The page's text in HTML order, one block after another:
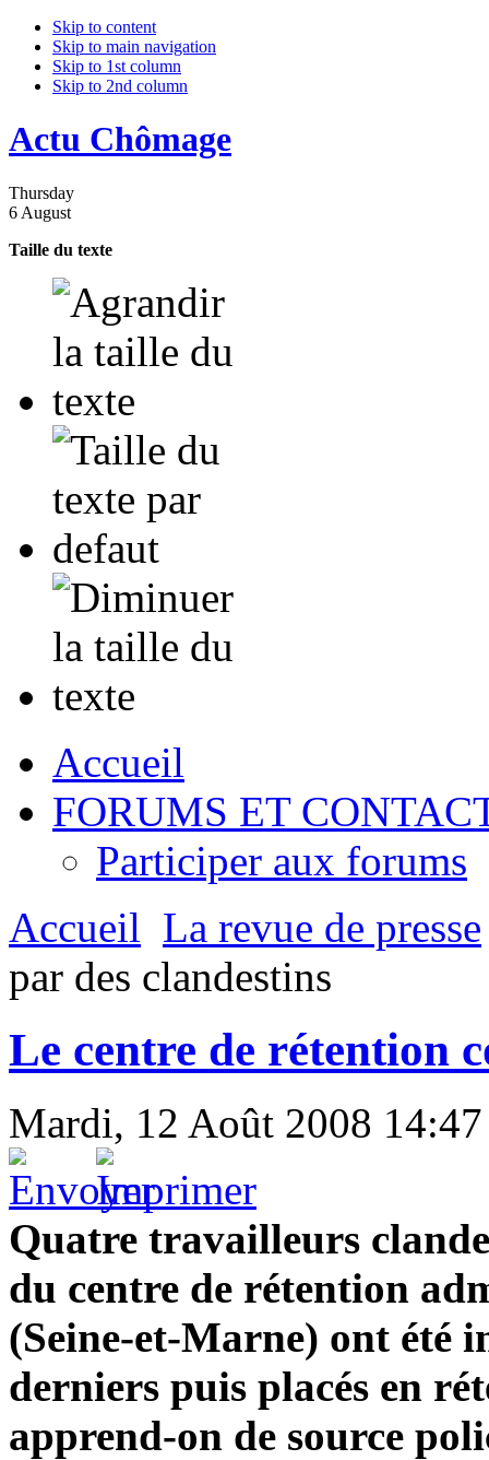
Skip to content
Skip to main navigation
Skip to 1st column
Skip to 2nd column
Actu Chômage
Thursday
6 August
Taille du texte
Accueil
FORUMS ET
Participer aux forums
Accueil La revue de presse
par des clandestins
Le centre de rétention
Mardi, 12 Août 2008 14:47
Quatre travailleurs
du centre de rétention
(Seine-et-Marne) ont été
derniers puis placés en
apprend-on de source